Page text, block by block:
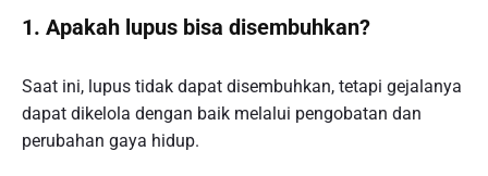
1. Apakah lupus bisa disembuhkan?
Saat ini, lupus tidak dapat disembuhkan, tetapi gejalanya
dapat dikelola dengan baik melalui pengobatan dan
perubahan gaya hidup.